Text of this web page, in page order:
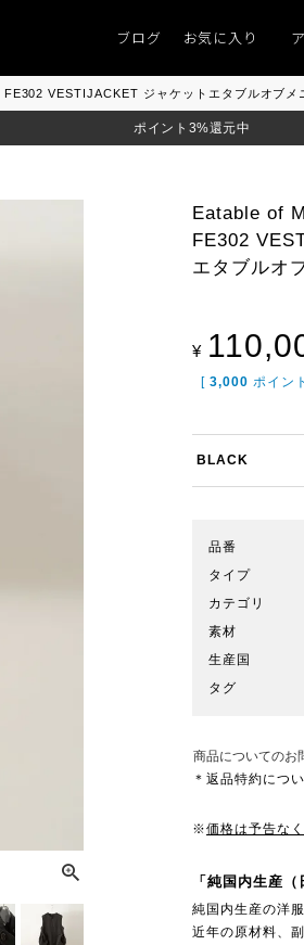
「キレイなニット」 ポイント9％「マン
ブログ お気に入り
VESTIJACKET ジャケットエタブルオブメ
ポイント3%還元中
Eatable of
FE302
エタブルオ
¥
[ 3,000 ポイン
BLACK
品番
タイプ
カテゴリ
素材
生産国
タグ
商品についてのお
＊返品特約につ
※価格は予告な
「純国内生産
純国内生産の洋
近年の原材料、